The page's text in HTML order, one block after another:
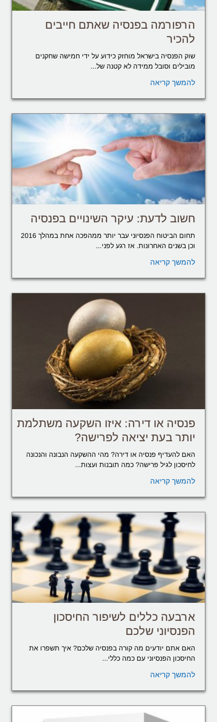
הרפורמה בפנסיה שאתם חייבים
להכיר
שוק הפנסיה בישראל מוחזק כידוע על ידי חמישה שחקנים
מובילים וסובל ממידה לא קטנה של...
להמשך קריאה
חשוב לדעת: עיקר השינויים בפנסיה
תחום הביטוח הפנסיוני עבר יותר ממהפכה אחת במהלך 2016
וכן בשנים האחרונות. אז רגע לפני...
להמשך קריאה
פנסיה או דירה: איזו השקעה משתלמת
יותר בעת יציאה לפרישה?
האם להעדיף פנסיה או דירה? מהי ההשקעה הנבונה והנכונה
לחיסכון לגיל פרישה? כמה תובנות ועצות...
להמשך קריאה
ארבעה כללים לשיפור החיסכון
הפנסיוני שלכם
האם אתם יודעים מה קורה בפנסיה שלכם? איך תשפרו את
החיסכון הפנסיוני עם כמה כללי...
להמשך קריאה